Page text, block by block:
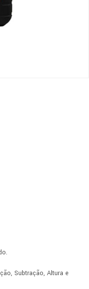
Subtração, Altura e